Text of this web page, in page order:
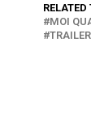
MOI
TRAILER